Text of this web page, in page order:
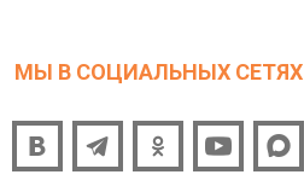
МЫ В СОЦИАЛЬНЫХ СЕТЯХ